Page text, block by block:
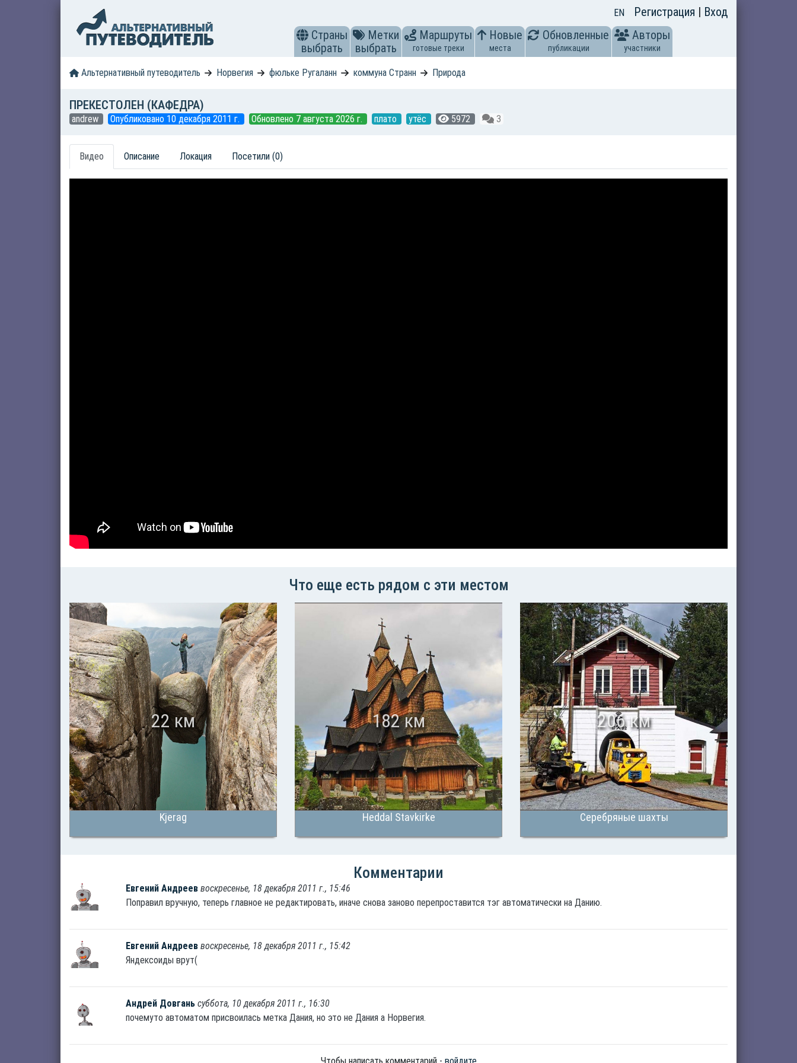
EN Регистрация | Вход
Страны
выбрать
Метки
выбрать
Маршруты
готовые треки
Новые
места
Обновленные
публикации
Авторы
участники
Альтернативный путеводитель Норвегия фюльке Ругаланн коммуна Странн Природа
ПРЕКЕСТОЛЕН (КАФЕДРА)
andrew Опубликовано 10 декабря 2011 г. Обновлено 7 августа 2026 г. плато утёс 5972 3
Видео Описание Локация Посетили (0)
Что еще есть рядом с эти местом
Kjerag
22 км
Heddal Stavkirke
182 км
Серебряные шахты
206 км
Комментарии
Евгений Андреев воскресенье, 18 декабря 2011 г., 15:46
Поправил вручную, теперь главное не редактировать, иначе снова заново перепроставится тэг автоматически на Данию.
Евгений Андреев воскресенье, 18 декабря 2011 г., 15:42
Яндексоиды врут(
Андрей Довгань суббота, 10 декабря 2011 г., 16:30
почемуто автоматом присвоилась метка Дания, но это не Дания а Норвегия.